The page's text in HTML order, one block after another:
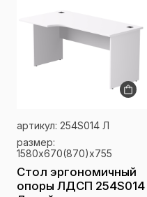
артикул: 254S014 Л
размер:
1580х670(870)x755
Стол эргономичный
опоры ЛДСП 254S014